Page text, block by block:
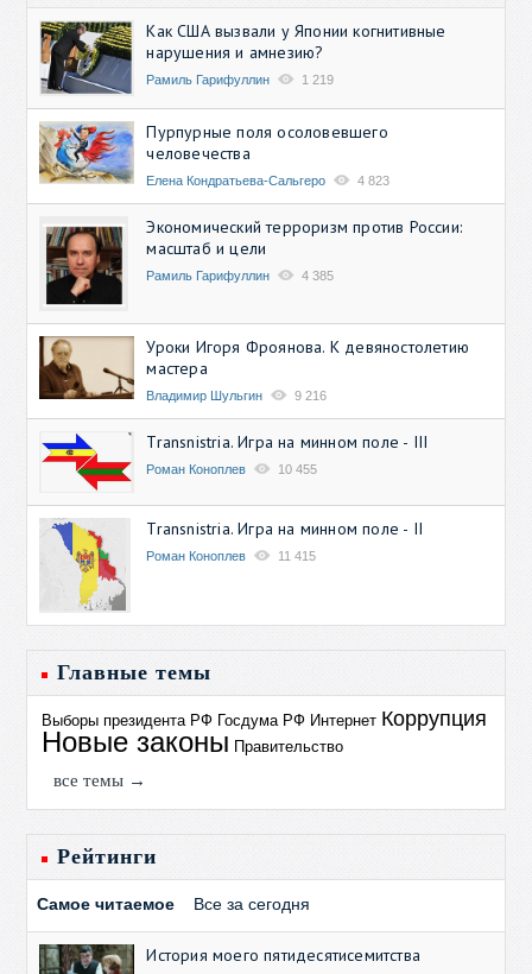
Как США вызвали у Японии когнитивные
нарушения и амнезию?
Рамиль Гарифуллин 1 219
Пурпурные поля осоловевшего
человечества
Елена Кондратьева-Сальгеро 4 823
Экономический терроризм против России:
масштаб и цели
Рамиль Гарифуллин 4 385
Уроки Игоря Фроянова. К девяностолетию
мастера
Владимир Шульгин 9 216
Transnistria. Игра на минном поле - III
Роман Коноплев 10 455
Transnistria. Игра на минном поле - II
Роман Коноплев 11 415
Главные темы
Выборы президента РФ Госдума РФ Интернет Коррупция
Новые законы Правительство
все темы →
Рейтинги
Самое читаемое Все за сегодня
История моего пятидесятисемитства